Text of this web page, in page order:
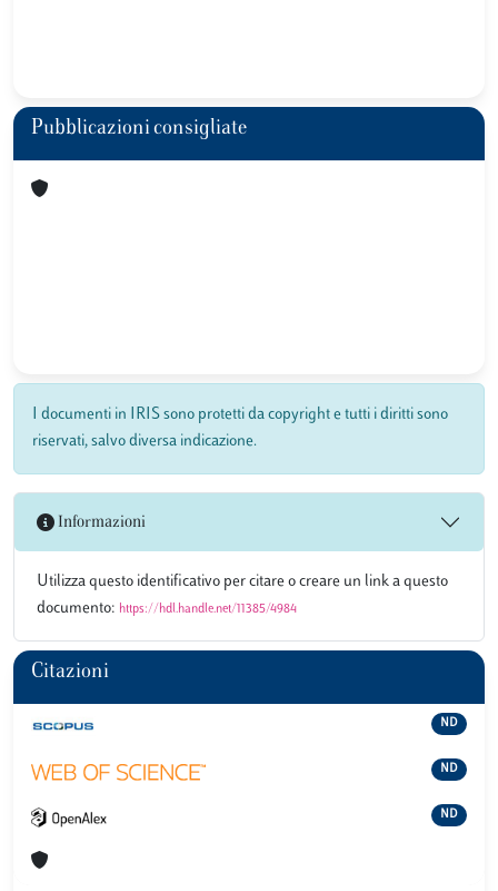
Pubblicazioni consigliate
I documenti in IRIS sono protetti da copyright e tutti i diritti sono
riservati, salvo diversa indicazione.
Informazioni
Utilizza questo identificativo per citare o creare un link a questo
documento: https://hdl.handle.net/11385/4984
Citazioni
ND
ND
ND